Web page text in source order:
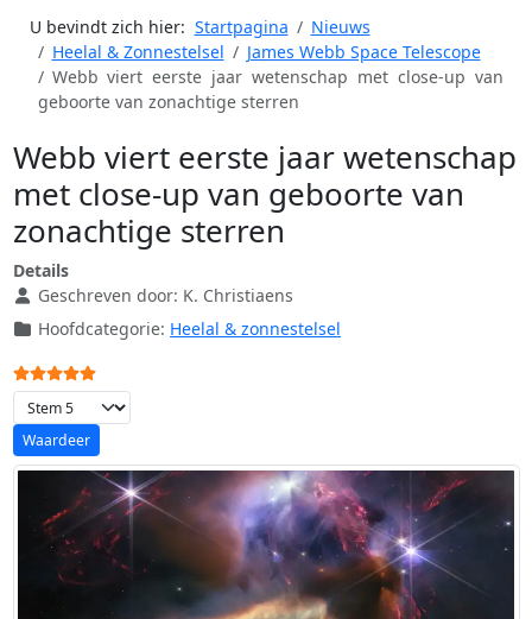
U bevindt zich hier: Startpagina
Nieuws
Heelal & Zonnestelsel
James Webb Space Telescope
Webb viert eerste jaar wetenschap met close-up van
geboorte van zonachtige sterren
Webb viert eerste jaar wetenschap
met close-up van geboorte van
zonachtige sterren
Details
Geschreven door: K. Christiaens
Hoofdcategorie: Heelal & zonnestelsel
Gebruikerswaardering:
Voeg waardering toe